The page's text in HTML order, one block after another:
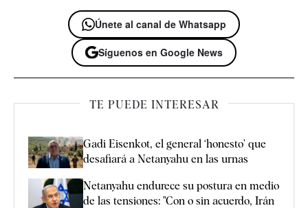
Únete al canal de Whatsapp
Síguenos en Google News
TE PUEDE INTERESAR
Gadi Eisenkot, el general ‘honesto’ que
desafiará a Netanyahu en las urnas
Netanyahu endurece su postura en medio
de las tensiones: "Con o sin acuerdo, Irán